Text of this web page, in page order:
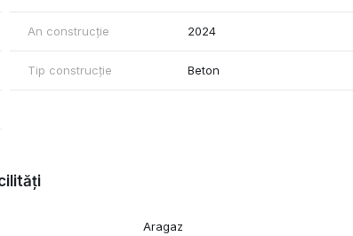
An construcție 2024
Tip construcție Beton
Aragaz